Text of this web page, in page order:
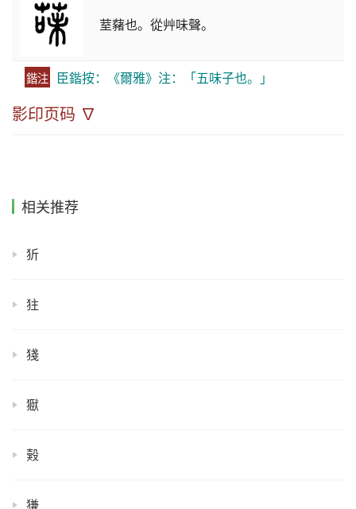
荎藸也。從艸味聲。
鍇注 臣鍇按：《爾雅》注：「五味子也。」
影印页码 ∇
相关推荐
㹞
㹥
㹽
㺇
㺉
㺌